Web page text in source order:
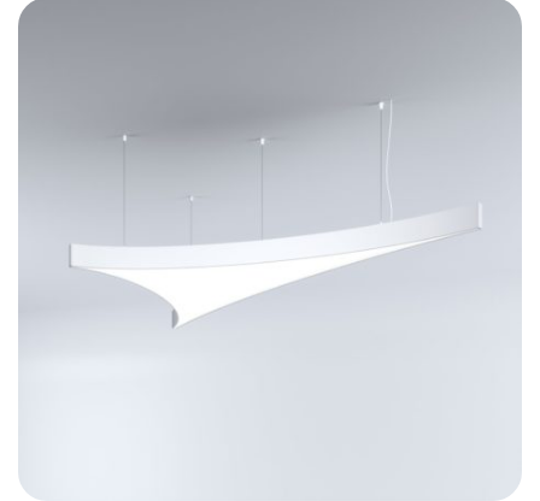
– Fichiers CAD 2D et BIM 3D disponibles en plusieurs